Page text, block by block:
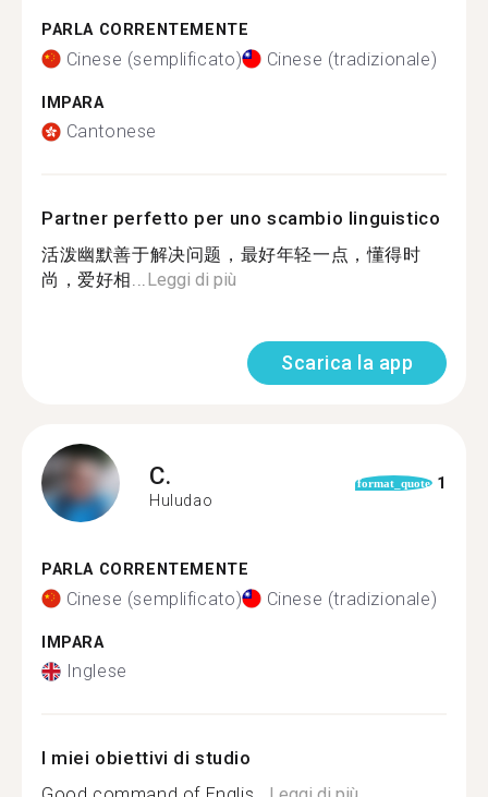
PARLA CORRENTEMENTE
Cinese (semplificato) Cinese (tradizionale)
IMPARA
Cantonese
Partner perfetto per uno scambio linguistico
活泼幽默善于解决问题，最好年轻一点，懂得时
尚，爱好相...Leggi di più
Scarica la app
C.
Huludao
format_quote 1
PARLA CORRENTEMENTE
Cinese (semplificato) Cinese (tradizionale)
IMPARA
Inglese
I miei obiettivi di studio